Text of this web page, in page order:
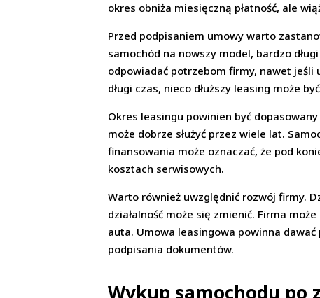
okres obniża miesięczną płatność, ale
Przed podpisaniem umowy warto
samochód na nowszy model, bardzo
odpowiadać potrzebom firmy, nawet jeśli
długi czas, nieco dłuższy leasing może
Okres leasingu powinien być
może dobrze służyć przez wiele lat.
finansowania może oznaczać, że pod
kosztach serwisowych.
Warto również uwzględnić rozwój firmy.
działalność może się zmienić. Firma
auta. Umowa leasingowa powinna
podpisania dokumentów.
Wykup samochodu po